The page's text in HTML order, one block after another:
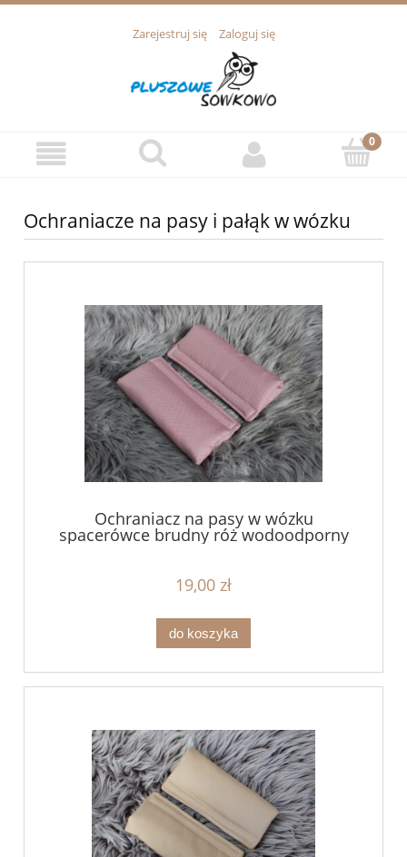
Zarejestruj się Zaloguj się
Ochraniacze na pasy i pałąk w wózku
Ochraniacz na pasy w wózku
spacerówce brudny róż wodoodporny
19,00 zł
do koszyka